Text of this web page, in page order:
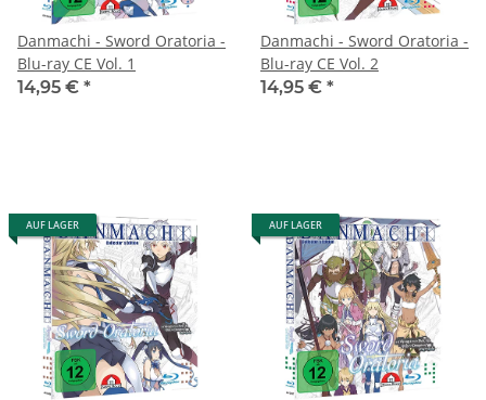
Danmachi - Sword Oratoria -
Blu-ray CE Vol. 1
14,95 € *
Danmachi - Sword Oratoria -
Blu-ray CE Vol. 2
14,95 € *
AUF LAGER AUF LAGER